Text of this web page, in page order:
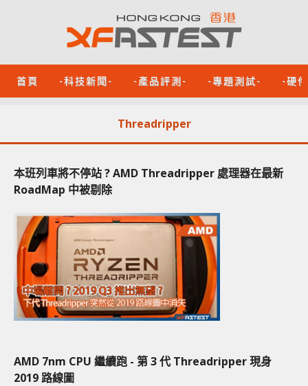
首頁 -科技新聞- -產品評測- -專題測試- -硬
Threadripper
本班列車將不停站 ? AMD Threadripper 處理器在最新
RoadMap 中被剔除
AMD 7nm CPU 繼續跑 - 第 3 代 Threadripper 現身
2019 路線圖